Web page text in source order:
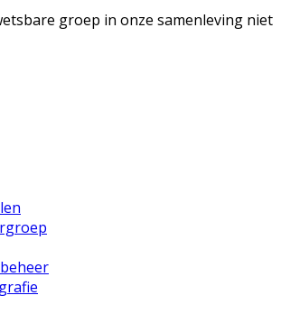
groep in onze samenleving niet